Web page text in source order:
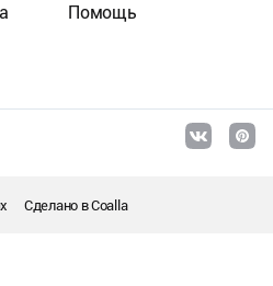
Помощь
Сделано вCoalla